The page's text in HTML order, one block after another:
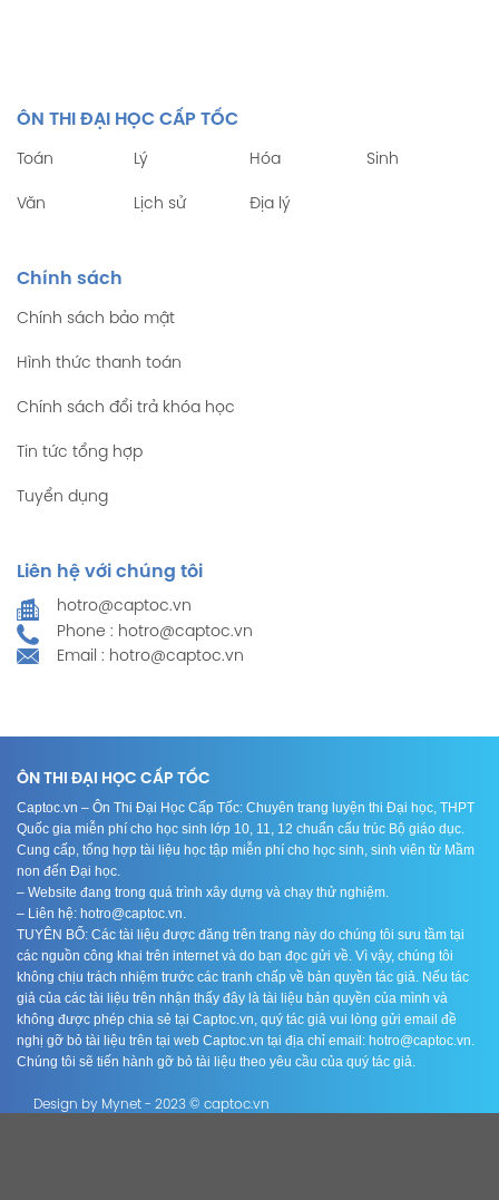
ÔN THI ĐẠI HỌC CẤP TỐC
Toán Lý Hóa Sinh
Văn Lịch sử Địa lý
Chính sách
Chính sách bảo mật
Hình thức thanh toán
Chính sách đổi trả khóa học
Tin tức tổng hợp
Tuyển dụng
Liên hệ với chúng tôi
hotro@captoc.vn
Phone : hotro@captoc.vn
Email : hotro@captoc.vn
ÔN THI ĐẠI HỌC CẤP TỐC
Captoc.vn – Ôn Thi Đại Học Cấp Tốc: Chuyên trang luyện thi Đại học, THPT
Quốc gia miễn phí cho học sinh lớp 10, 11, 12 chuẩn cấu trúc Bộ giáo dục.
Cung cấp, tổng hợp tài liệu học tập miễn phí cho học sinh, sinh viên từ Mầm
non đến Đại học.
– Website đang trong quá trình xây dựng và chạy thử nghiệm.
– Liên hệ: hotro@captoc.vn.
TUYÊN BỐ: Các tài liệu được đăng trên trang này do chúng tôi sưu tầm tại
các nguồn công khai trên internet và do bạn đọc gửi về. Vì vậy, chúng tôi
không chịu trách nhiệm trước các tranh chấp về bản quyền tác giả. Nếu tác
giả của các tài liệu trên nhận thấy đây là tài liệu bản quyền của mình và
không được phép chia sẻ tại Captoc.vn, quý tác giả vui lòng gửi email đề
nghị gỡ bỏ tài liệu trên tại web Captoc.vn tại địa chỉ email: hotro@captoc.vn.
Chúng tôi sẽ tiến hành gỡ bỏ tài liệu theo yêu cầu của quý tác giả.
Design by Mynet - 2023 © captoc.vn